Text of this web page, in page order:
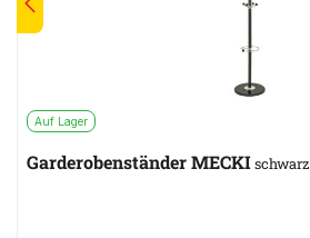
Auf Lager
Garderobenständer MECKIschwarz